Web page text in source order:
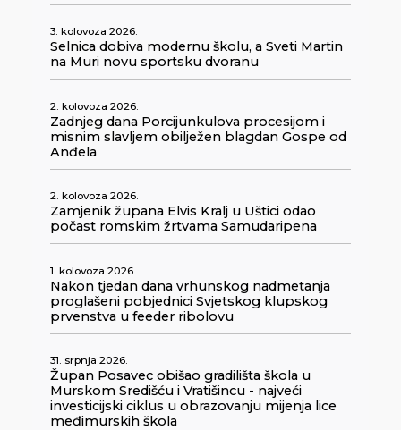
3. kolovoza 2026.
Selnica dobiva modernu školu, a Sveti Martin
na Muri novu sportsku dvoranu
2. kolovoza 2026.
Zadnjeg dana Porcijunkulova procesijom i
misnim slavljem obilježen blagdan Gospe od
Anđela
2. kolovoza 2026.
Zamjenik župana Elvis Kralj u Uštici odao
počast romskim žrtvama Samudaripena
1. kolovoza 2026.
Nakon tjedan dana vrhunskog nadmetanja
proglašeni pobjednici Svjetskog klupskog
prvenstva u feeder ribolovu
31. srpnja 2026.
Župan Posavec obišao gradilišta škola u
Murskom Središću i Vratišincu - najveći
investicijski ciklus u obrazovanju mijenja lice
međimurskih škola